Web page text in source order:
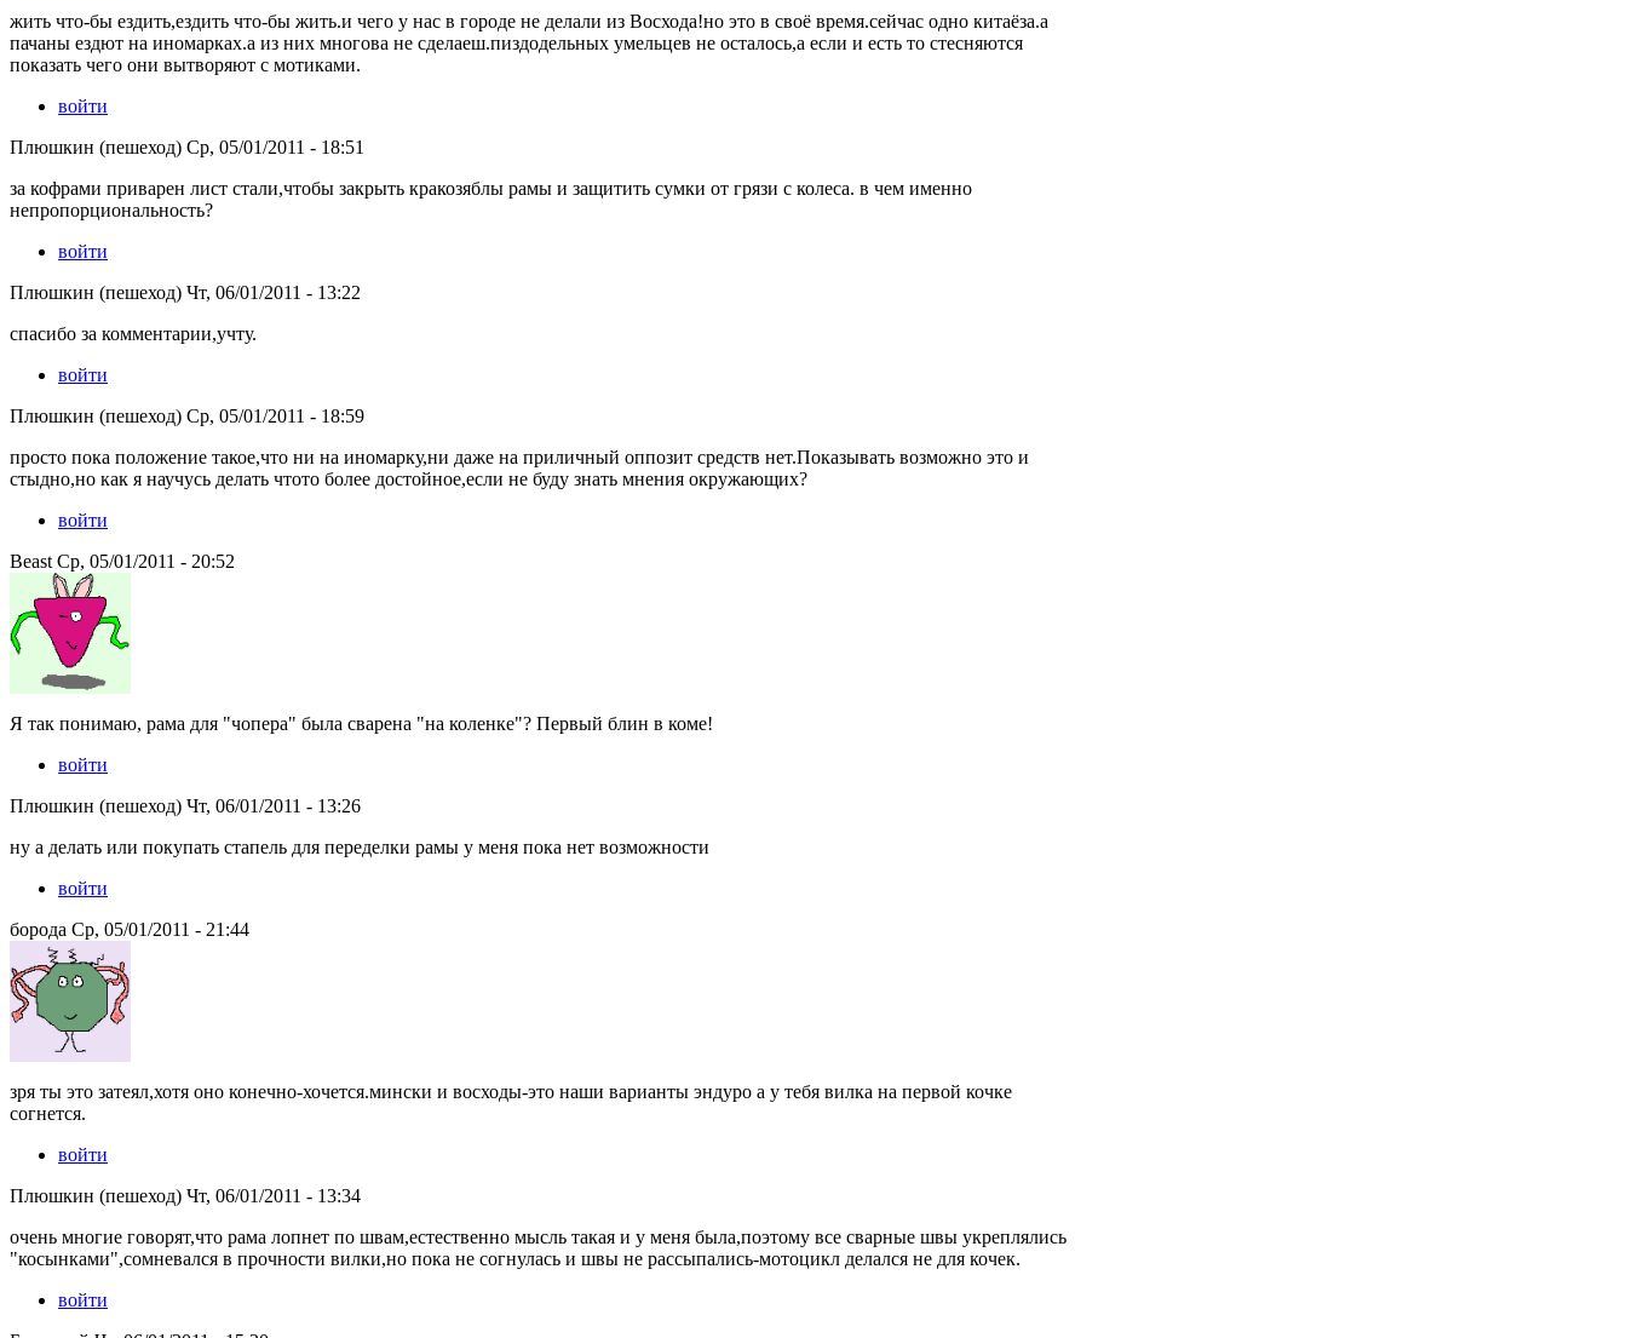
жить что-бы ездить,ездить что-бы жить.и чего у нас в городе не делали из Восхода!но это в своё время.сейчас одно китаёза.а
пачаны ездют на иномарках.а из них многова не сделаеш.пиздодельных умельцев не осталось,а если и есть то стесняются
показать чего они вытворяют с мотиками.
войти
Плюшкин (пешеход) Ср, 05/01/2011 - 18:51
за кофрами приварен лист стали,чтобы закрыть кракозяблы рамы и защитить сумки от грязи с колеса. в чем именно
непропорциональность?
войти
Плюшкин (пешеход) Чт, 06/01/2011 - 13:22
спасибо за комментарии,учту.
войти
Плюшкин (пешеход) Ср, 05/01/2011 - 18:59
просто пока положение такое,что ни на иномарку,ни даже на приличный оппозит средств нет.Показывать возможно это и
стыдно,но как я научусь делать чтото более достойное,если не буду знать мнения окружающих?
войти
Beast Ср, 05/01/2011 - 20:52
Я так понимаю, рама для "чопера" была сварена "на коленке"? Первый блин в коме!
войти
Плюшкин (пешеход) Чт, 06/01/2011 - 13:26
ну а делать или покупать стапель для переделки рамы у меня пока нет возможности
войти
борода Ср, 05/01/2011 - 21:44
зря ты это затеял,хотя оно конечно-хочется.мински и восходы-это наши варианты эндуро а у тебя вилка на первой кочке
согнется.
войти
Плюшкин (пешеход) Чт, 06/01/2011 - 13:34
очень многие говорят,что рама лопнет по швам,естественно мысль такая и у меня была,поэтому все сварные швы укреплялись
"косынками",сомневался в прочности вилки,но пока не согнулась и швы не рассыпались-мотоцикл делался не для кочек.
войти